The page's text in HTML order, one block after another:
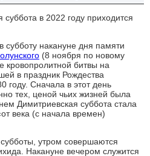
суббота в 2022 году приходится
накануне дня памяти
(8 ноября по новому
кровопролитной битвы на
в праздник Рождества
году. Сначала в этот день
тех, ценой чьих жизней была
Димитриевская суббота стала
века (с начала времен)
утром совершаются
Накануне вечером служится